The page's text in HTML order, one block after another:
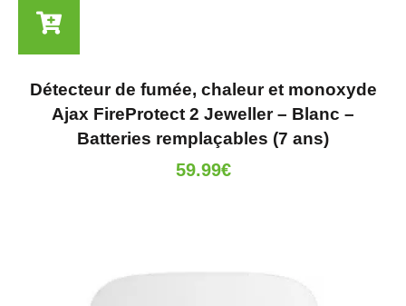
Détecteur de fumée, chaleur et monoxyde
Ajax FireProtect 2 Jeweller – Blanc –
Batteries remplaçables (7 ans)
59.99€